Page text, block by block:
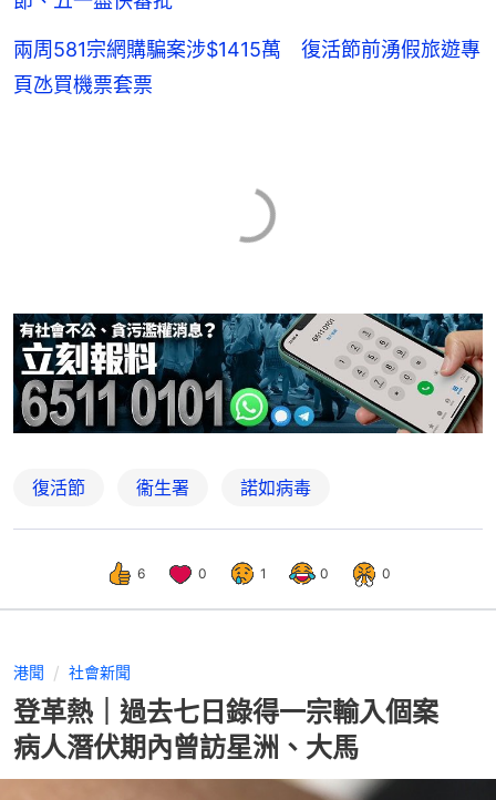
兩周581宗網購騙案涉$1415萬 復活節前湧假旅遊專
頁氹買機票套票
復活節 衞生署 諾如病毒
6 0 1 0 0
港聞 社會新聞
登革熱｜過去七日錄得一宗輸入個案
病人潛伏期內曾訪星洲、大馬